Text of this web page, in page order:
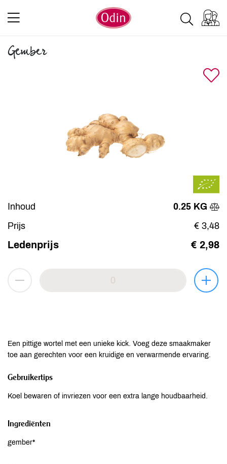
Gember
Inhoud
0.25 KG
Prijs
€ 3,48
Ledenprijs € 2,98
Een pittige wortel met een unieke kick. Voeg deze smaakmaker
toe aan gerechten voor een kruidige en verwarmende ervaring.
Gebruikertips
Koel bewaren of invriezen voor een extra lange houdbaarheid.
Ingrediënten
gember*